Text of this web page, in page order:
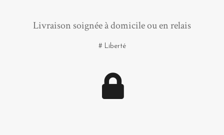
Livraison soignée à domicile ou en relais
# Liberté